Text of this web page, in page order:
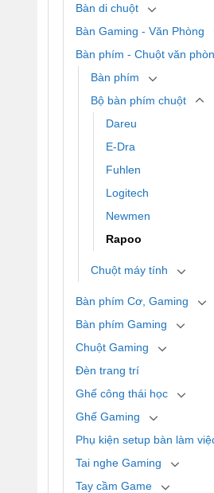
Bàn di chuột
Bàn Gaming - Văn Phòng
Bàn phím - Chuột văn
Bàn phím
Bộ bàn phím chuột
Dareu
E-Dra
Fuhlen
Logitech
Newmen
Rapoo
Chuột máy tính
Bàn phím Cơ, Gaming
Bàn phím Gaming
Chuột Gaming
Đèn trang trí
Ghế công thái học
Ghế Gaming
Phụ kiện setup bàn làm
Tai nghe Gaming
Tay cầm Game